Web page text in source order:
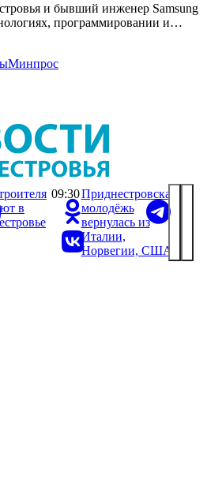
и бывший инженер Samsung
программировании и
Минпрос
в
09:30Приднестровская
молодёжь
вернулась из
Италии,
Норвегии, США